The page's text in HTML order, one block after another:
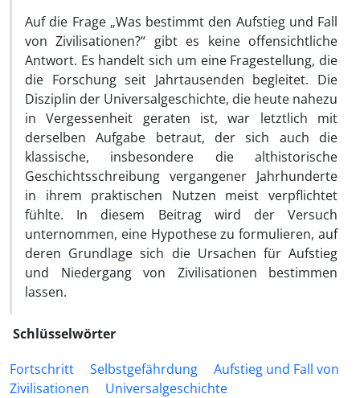
Auf die Frage „Was bestimmt den Aufstieg und Fall
von Zivilisationen?“ gibt es keine offensichtliche
Antwort. Es handelt sich um eine Fragestellung, die
die Forschung seit Jahrtausenden begleitet. Die
Disziplin der Universalgeschichte, die heute nahezu
in Vergessenheit geraten ist, war letztlich mit
derselben Aufgabe betraut, der sich auch die
klassische, insbesondere die althistorische
Geschichtsschreibung vergangener Jahrhunderte
in ihrem praktischen Nutzen meist verpflichtet
fühlte. In diesem Beitrag wird der Versuch
unternommen, eine Hypothese zu formulieren, auf
deren Grundlage sich die Ursachen für Aufstieg
und Niedergang von Zivilisationen bestimmen
lassen.
Schlüsselwörter
Fortschritt
Selbstgefährdung
Aufstieg und Fall von
Zivilisationen
Universalgeschichte